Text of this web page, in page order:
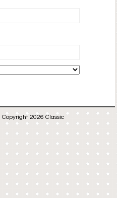
| Copyright 2026 Classic